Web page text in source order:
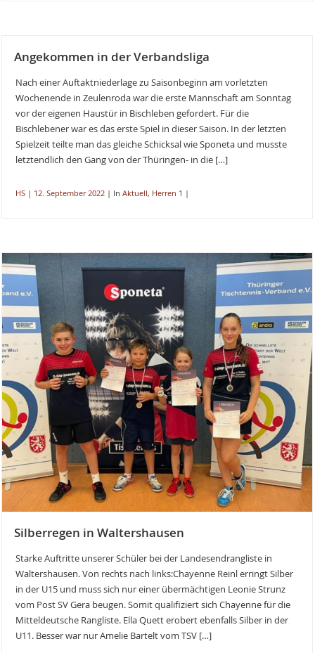
Angekommen in der Verbandsliga
Nach einer Auftaktniederlage zu Saisonbeginn am vorletzten
Wochenende in Zeulenroda war die erste Mannschaft am Sonntag
vor der eigenen Haustür in Bischleben gefordert. Für die
Bischlebener war es das erste Spiel in dieser Saison. In der letzten
Spielzeit teilte man das gleiche Schicksal wie Sponeta und musste
letztendlich den Gang von der Thüringen- in die […]
HS| 12. September 2022| In Aktuell, Herren 1 |
Silberregen in Waltershausen
Starke Auftritte unserer Schüler bei der Landesendrangliste in
Waltershausen. Von rechts nach links:Chayenne Reinl erringt Silber
in der U15 und muss sich nur einer übermächtigen Leonie Strunz
vom Post SV Gera beugen. Somit qualifiziert sich Chayenne für die
Mitteldeutsche Rangliste. Ella Quett erobert ebenfalls Silber in der
U11. Besser war nur Amelie Bartelt vom TSV […]